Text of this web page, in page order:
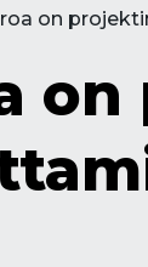
on